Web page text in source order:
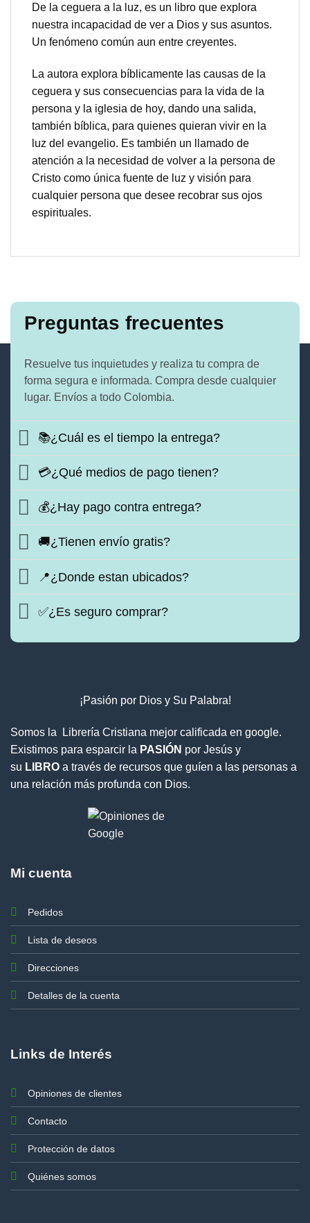
De la ceguera a la luz, es un libro que explora
nuestra incapacidad de ver a Dios y sus asuntos.
Un fenómeno común aun entre creyentes.
La autora explora bíblicamente las causas de la
ceguera y sus consecuencias para la vida de la
persona y la iglesia de hoy, dando una salida,
también bíblica, para quienes quieran vivir en la
luz del evangelio. Es también un llamado de
atención a la necesidad de volver a la persona de
Cristo como única fuente de luz y visión para
cualquier persona que desee recobrar sus ojos
espirituales.
Preguntas frecuentes
Resuelve tus inquietudes y realiza tu compra de
forma segura e informada. Compra desde cualquier
lugar. Envíos a todo Colombia.
📚¿Cuál es el tiempo la entrega?
💳¿Qué medios de pago tienen?
💰¿Hay pago contra entrega?
🚚¿Tienen envío gratis?
📍¿Donde estan ubicados?
✅¿Es seguro comprar?
¡Pasión por Dios y Su Palabra!
Somos la Librería Cristiana mejor calificada en google.
Existimos para esparcir la PASIÓN por Jesús y
su LIBRO a través de recursos que guíen a las personas a
una relación más profunda con Dios.
Mi cuenta
Pedidos
Lista de deseos
Direcciones
Detalles de la cuenta
Links de Interés
Opiniones de clientes
Contacto
Protección de datos
Quiénes somos